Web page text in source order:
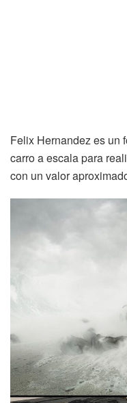
Felix Hernandez es un
carro a escala para
con un valor